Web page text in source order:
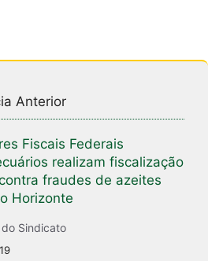
Anterior
Fiscais Federais
realizam fiscalização
fraudes de azeites
Horizonte
Sindicato